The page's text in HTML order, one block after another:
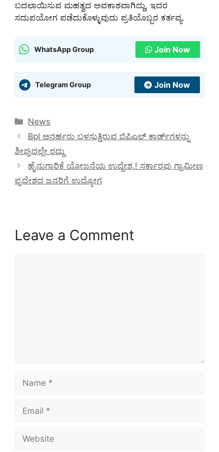
ಬದಲಾಯಿಸುವ ಮಹತ್ವದ ಅವಕಾಶವಾಗಿದ್ದು, ಇದರ
ಸದುಪಯೋಗ ಪಡೆದುಕೊಳ್ಳುವುದು ಪ್ರತಿಯೊಬ್ಬರ ಕರ್ತವ್ಯ.
WhatsApp Group Join Now
Telegram Group Join Now
Categories
News
Bpl ಅನರ್ಹರು ಬಳಸುತ್ತಿರುವ ಬಿಪಿಎಲ್‌ ಕಾರ್ಡ್‌ಗಳನ್ನು
ಶೀಘ್ರದಲ್ಲೇ ರದ್ದು
ಹೈನುಗಾರಿಕೆ ಯೋಜನೆಯ ಉದ್ದೇಶ.! ಸರ್ಕಾರವು ಗ್ರಾಮೀಣ
ಪ್ರದೇಶದ ಜನರಿಗೆ ಉದ್ಯೋಗ
Leave a Comment